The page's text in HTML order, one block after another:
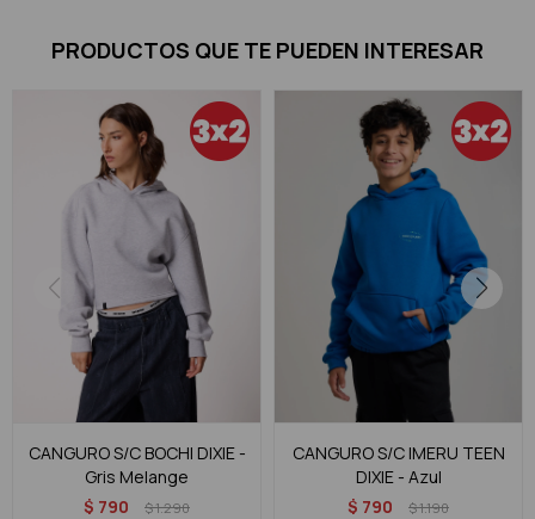
PRODUCTOS QUE TE PUEDEN INTERESAR
CANGURO S/C BOCHI DIXIE -
Gris Melange
$ 790 $1.290
CANGURO S/C IMERU TEEN
DIXIE - Azul
$ 790 $1.190